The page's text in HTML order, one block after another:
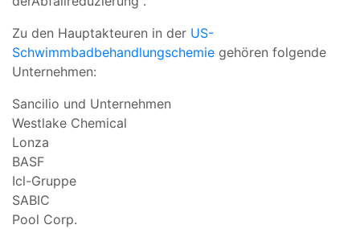
Zu den Hauptakteuren in der US-
Schwimmbadbehandlungschemie gehören folgende
Unternehmen:
Sancilio und Unternehmen
Westlake Chemical
Lonza
BASF
Icl-Gruppe
SABIC
Pool Corp.